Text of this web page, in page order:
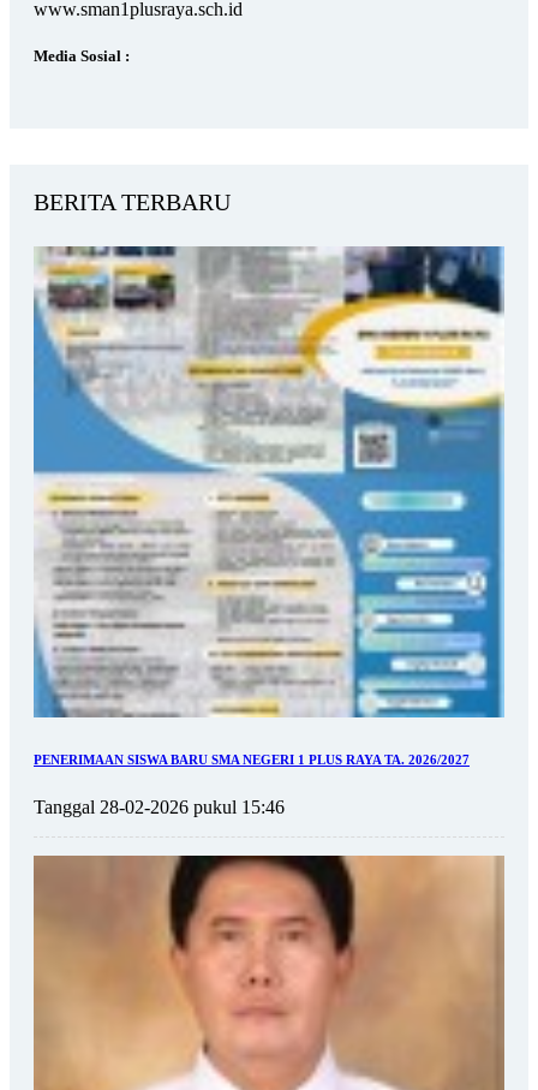
www.sman1plusraya.sch.id
Media Sosial :
BERITA TERBARU
PENERIMAAN SISWA BARU SMA NEGERI 1 PLUS RAYA TA. 2026/2027
Tanggal 28-02-2026 pukul 15:46